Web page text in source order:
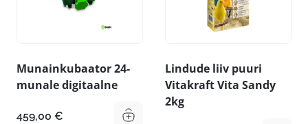
Munainkubaator 24-
munale digitaalne
459,00 €
Lindude liiv puuri
Vitakraft Vita Sandy
2kg